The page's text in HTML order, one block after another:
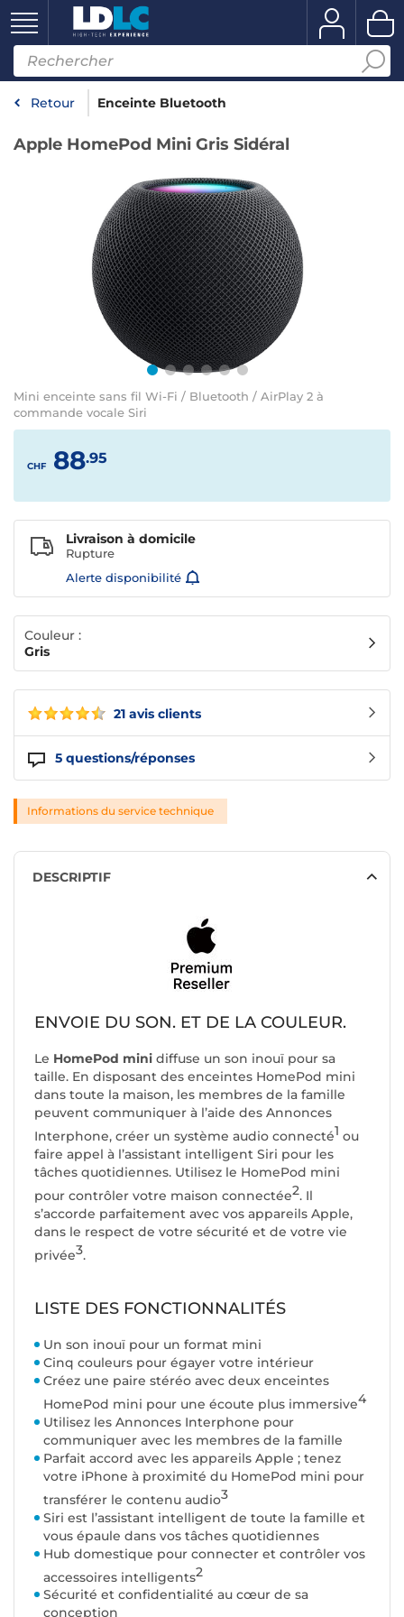
Retour Enceinte Bluetooth
Apple HomePod Mini Gris Sidéral
Mini enceinte sans fil Wi-Fi / Bluetooth / AirPlay 2 à
commande vocale Siri
21 avis clients
5 questions/réponses
CHF 88.95
Livraison à domicile
Rupture
Alerte disponibilité
Couleur :
Gris
Informations du service technique
DESCRIPTIF
ENVOIE DU SON. ET DE LA COULEUR.
Le HomePod mini diffuse un son inouï pour sa
taille. En disposant des enceintes HomePod mini
dans toute la maison, les membres de la famille
peuvent communiquer à l’aide des Annonces
Interphone, créer un système audio connecté1 ou
faire appel à l’assistant intelligent Siri pour les
tâches quotidiennes. Utilisez le HomePod mini
pour contrôler votre maison connectée2. Il
s’accorde parfaitement avec vos appareils Apple,
dans le respect de votre sécurité et de votre vie
privée3.
LISTE DES FONCTIONNALITÉS
Un son inouï pour un format mini
Cinq couleurs pour égayer votre intérieur
Créez une paire stéréo avec deux enceintes
HomePod mini pour une écoute plus immersive4
Utilisez les Annonces Interphone pour
communiquer avec les membres de la famille
Parfait accord avec les appareils Apple ; tenez
votre iPhone à proximité du HomePod mini pour
transférer le contenu audio3
Siri est l’assistant intelligent de toute la famille et
vous épaule dans vos tâches quotidiennes
Hub domestique pour connecter et contrôler vos
accessoires intelligents2
Sécurité et confidentialité au cœur de sa
conception